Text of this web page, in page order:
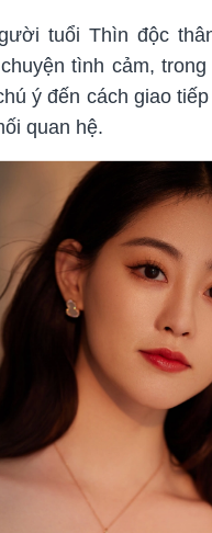
tuổi Thìn độc
tình cảm,
ý đến cách giao
quan hệ.